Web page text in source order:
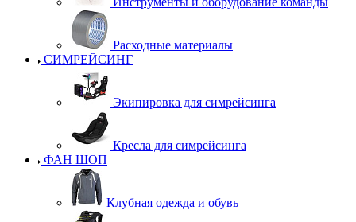
Расходные материалы
СИМРЕЙСИНГ
Экипировка для симрейсинга
Кресла для симрейсинга
ФАН ШОП
Клубная одежда и обувь